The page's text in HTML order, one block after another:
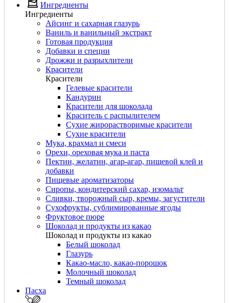
Ингредиенты
Ингредиенты
Айсинг и сахарная глазурь
Ваниль и ванильный экстракт
Готовая продукция
Добавки и специи
Дрожжи и разрыхлители
Красители
Красители
Гелевые красители
Кандурин
Красители для шоколада
Краситель с распылителем
Сухие жирорастворимые красители
Сухие красители
Мука, крахмал и смеси
Орехи, ореховая мука и паста
Пектин, желатин, агар-агар, пищевой клей и
добавки
Пищевые ароматизаторы
Сиропы, кондитерский сахар, изомальт
Сливки, творожный сыр, кремы, загустители
Сухофрукты, сублимированные ягоды
Фруктовое пюре
Шоколад и продукты из какао
Шоколад и продукты из какао
Белый шоколад
Глазурь
Какао-масло, какао-порошок
Молочный шоколад
Темный шоколад
Пасха